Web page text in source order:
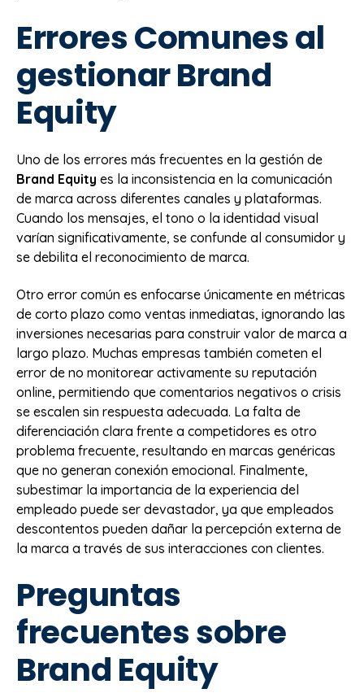
Errores Comunes al
gestionar Brand
Equity
Uno de los errores más frecuentes en la gestión de
Brand Equity es la inconsistencia en la comunicación
de marca across diferentes canales y plataformas.
Cuando los mensajes, el tono o la identidad visual
varían significativamente, se confunde al consumidor y
se debilita el reconocimiento de marca.
Otro error común es enfocarse únicamente en métricas
de corto plazo como ventas inmediatas, ignorando las
inversiones necesarias para construir valor de marca a
largo plazo. Muchas empresas también cometen el
error de no monitorear activamente su reputación
online, permitiendo que comentarios negativos o crisis
se escalen sin respuesta adecuada. La falta de
diferenciación clara frente a competidores es otro
problema frecuente, resultando en marcas genéricas
que no generan conexión emocional. Finalmente,
subestimar la importancia de la experiencia del
empleado puede ser devastador, ya que empleados
descontentos pueden dañar la percepción externa de
la marca a través de sus interacciones con clientes.
Preguntas
frecuentes sobre
Brand Equity